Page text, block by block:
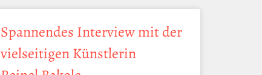
Spannendes Interview mit der
vielseitigen Künstlerin